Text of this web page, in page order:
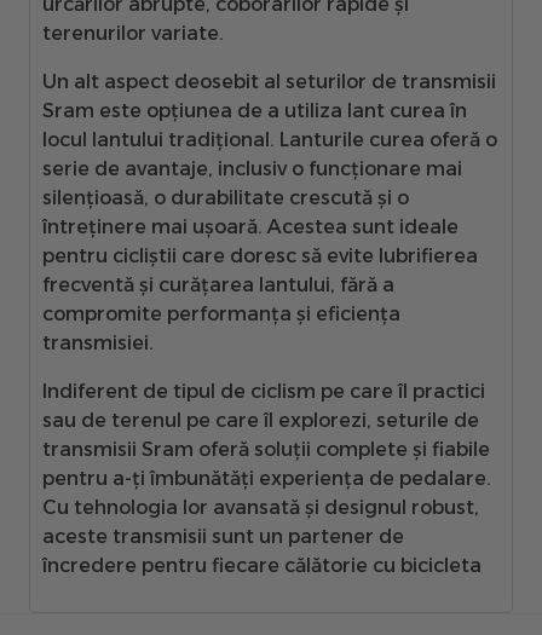
terenurilor variate.
Un alt aspect deosebit al seturilor de transmisii
Sram este opțiunea de a utiliza lant curea în
locul lantului tradițional. Lanturile curea oferă o
serie de avantaje, inclusiv o funcționare mai
silențioasă, o durabilitate crescută și o
întreținere mai ușoară. Acestea sunt ideale
pentru cicliștii care doresc să evite lubrifierea
frecventă și curățarea lantului, fără a
compromite performanța și eficiența
transmisiei.
Indiferent de tipul de ciclism pe care îl practici
sau de terenul pe care îl explorezi, seturile de
transmisii Sram oferă soluții complete și fiabile
pentru a-ți îmbunătăți experiența de pedalare.
Cu tehnologia lor avansată și designul robust,
aceste transmisii sunt un partener de
încredere pentru fiecare călătorie cu bicicleta